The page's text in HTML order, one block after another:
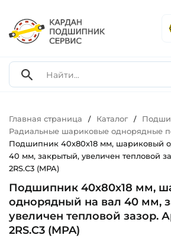
Главная страница / Каталог /
Радиальные шариковые однорядные
Подшипник 40х80х18 мм, шариковый
40 мм, закрытый, увеличен тепловой
2RS.C3 (MPA)
Подшипник 40х80х18 мм,
однорядный на вал 40 мм,
увеличен тепловой зазор.
2RS.C3 (MPA)